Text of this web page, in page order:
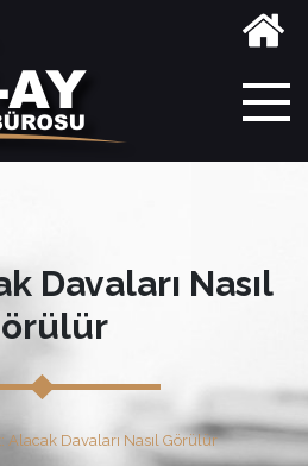
Davaları Nasıl
Alacak Davaları Nasıl Görülür